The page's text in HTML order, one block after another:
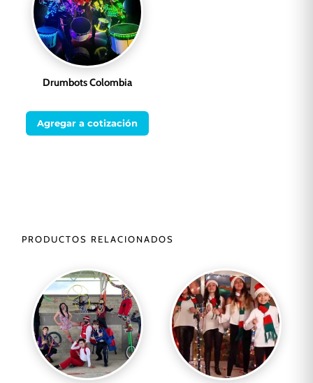
Drumbots Colombia
Agregar a cotización
PRODUCTOS RELACIONADOS